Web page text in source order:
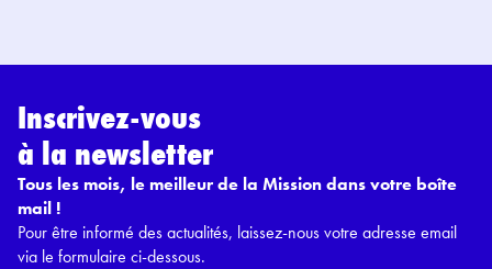
Inscrivez-vous
à la newsletter
Tous les mois, le meilleur de la Mission dans votre boîte
mail !
Pour être informé des actualités, laissez-nous votre adresse email
via le formulaire ci-dessous.